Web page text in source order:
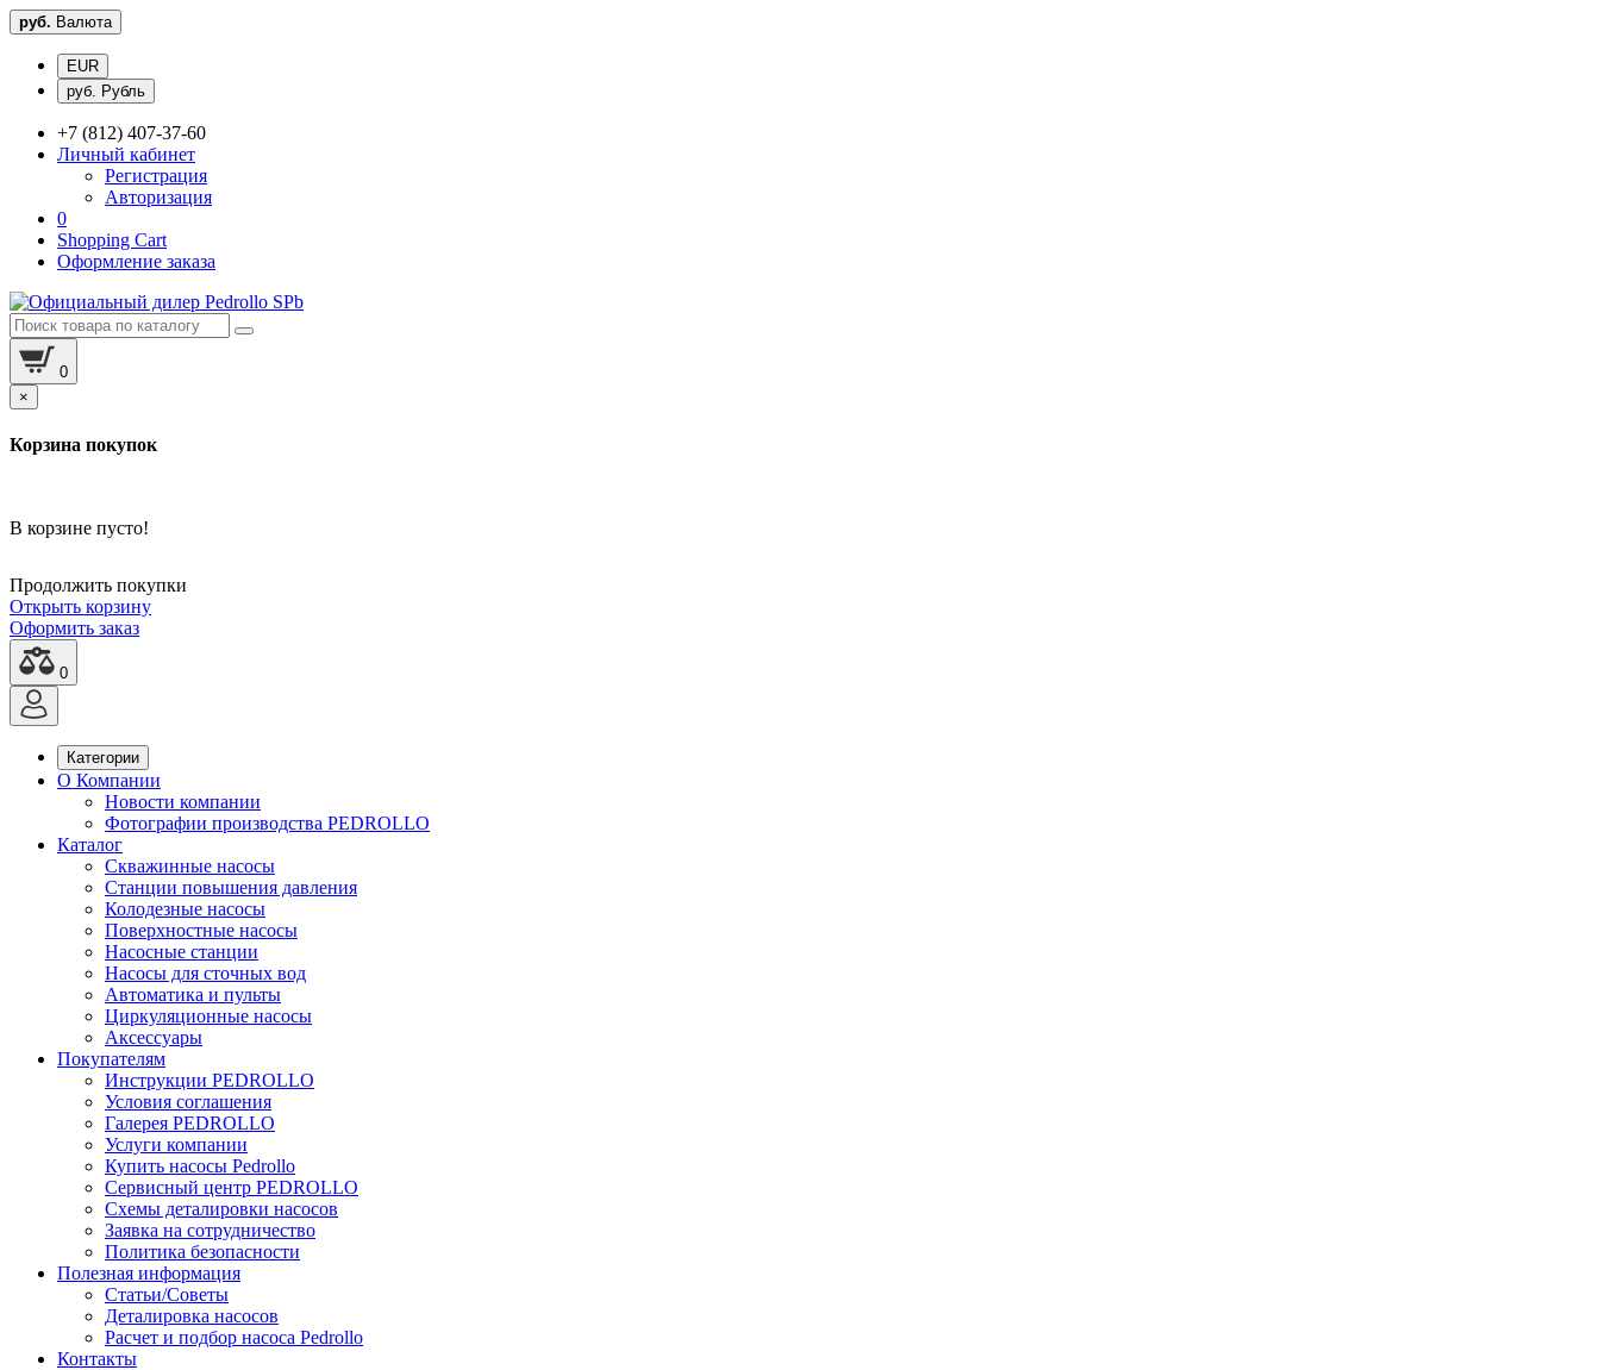
руб. Валюта
EUR
руб. Рубль
+7 (812) 407-37-60
Личный кабинет
Регистрация
Авторизация
0
Shopping Cart
Оформление заказа
0
×
Корзина покупок
В корзине пусто!
Продолжить покупки
Открыть корзину
Оформить заказ
0
Категории
О Компании
Новости компании
Фотографии производства PEDROLLO
Каталог
Скважинные насосы
Станции повышения давления
Колодезные насосы
Поверхностные насосы
Насосные станции
Насосы для сточных вод
Автоматика и пульты
Циркуляционные насосы
Аксессуары
Покупателям
Инструкции PEDROLLO
Условия соглашения
Галерея PEDROLLO
Услуги компании
Купить насосы Pedrollo
Сервисный центр PEDROLLO
Схемы деталировки насосов
Заявка на сотрудничество
Политика безопасности
Полезная информация
Статьи/Советы
Деталировка насосов
Расчет и подбор насоса Pedrollo
Контакты